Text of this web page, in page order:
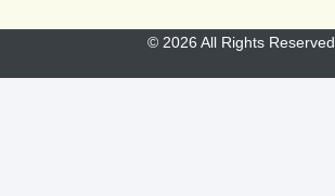
© 2026 All Rights Reserved.